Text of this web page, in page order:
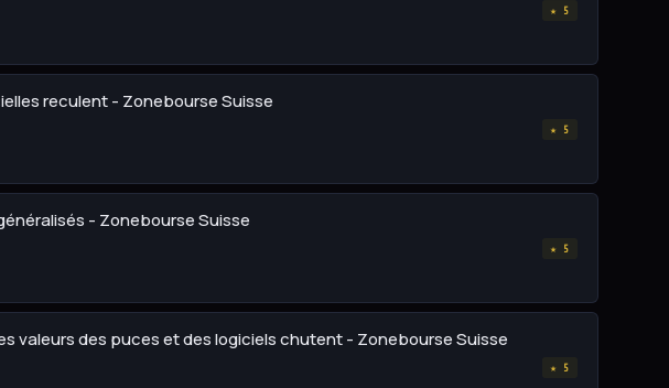
★ 5
reculent - Zonebourse Suisse
★ 5
- Zonebourse Suisse
★ 5
valeurs des puces et des logiciels chutent - Zonebourse Suisse
★ 5